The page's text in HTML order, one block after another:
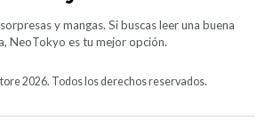
y mangas. Si buscas leer una buena
NeoTokyo es tu mejor opción.
2026. Todos los derechos reservados.